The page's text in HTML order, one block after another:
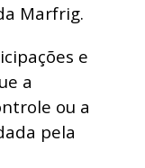
Marfrig.
e
a
ou a
pela